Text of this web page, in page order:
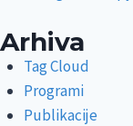
Arhiva
Tag Cloud
Programi
Publikacije